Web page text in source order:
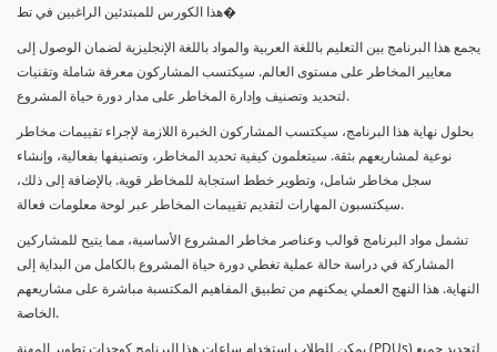
هذا الكورس للمبتدئين الراغبين في تط�
يجمع هذا البرنامج بين التعليم باللغة العربية والمواد باللغة الإنجليزية لضمان الوصول إلى
معايير المخاطر على مستوى العالم. سيكتسب المشاركون معرفة شاملة وتقنيات
لتحديد وتصنيف وإدارة المخاطر على مدار دورة حياة المشروع.
بحلول نهاية هذا البرنامج، سيكتسب المشاركون الخبرة اللازمة لإجراء تقييمات مخاطر
نوعية لمشاريعهم بثقة. سيتعلمون كيفية تحديد المخاطر، وتصنيفها بفعالية، وإنشاء
سجل مخاطر شامل، وتطوير خطط استجابة للمخاطر قوية. بالإضافة إلى ذلك،
سيكتسبون المهارات لتقديم تقييمات المخاطر عبر لوحة معلومات فعالة.
تشمل مواد البرنامج قوالب وعناصر مخاطر المشروع الأساسية، مما يتيح للمشاركين
المشاركة في دراسة حالة عملية تغطي دورة حياة المشروع بالكامل من البداية إلى
النهاية. هذا النهج العملي يمكنهم من تطبيق المفاهيم المكتسبة مباشرة على مشاريعهم
الخاصة.
يمكن للطلاب استخدام ساعات هذا البرنامج كوحدات تطوير المهنة (PDUs) لتجديد جميع